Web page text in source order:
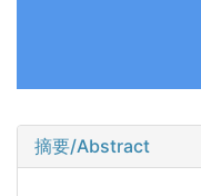
摘要/Abstract